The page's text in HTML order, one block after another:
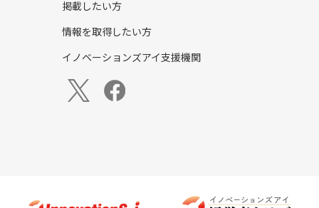
掲載したい方
情報を取得したい方
イノベーションズアイ支援機関